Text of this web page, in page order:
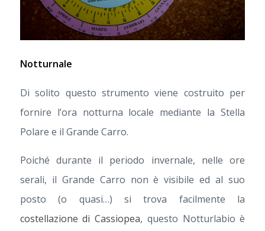
Notturnale
Di solito questo strumento viene costruito per
fornire l’ora notturna locale mediante la Stella
Polare e il Grande Carro.
Poiché durante il periodo invernale, nelle ore
serali, il Grande Carro non è visibile ed al suo
posto (o quasi…) si trova facilmente la
costellazione di Cassiopea, questo Notturlabio è